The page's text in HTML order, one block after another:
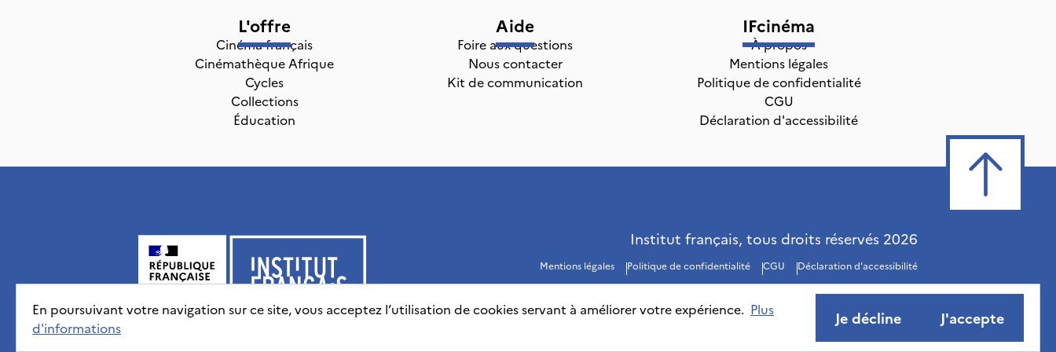
En poursuivant votre navigation sur ce site, vous acceptez l’utilisation de cookies servant à améliorer votre expérience. Plus
d'informations
Je décline J'accepte
L'offre
Cinéma français
Cinémathèque Afrique
Cycles
Collections
Éducation
Aide
Foire aux questions
Nous contacter
Kit de communication
IFcinéma
À propos
Mentions légales
Politique de confidentialité
CGU
Déclaration d'accessibilité
Institut français, tous droits réservés 2026
Mentions légales Politique de confidentialité CGU Déclaration d'accessibilité